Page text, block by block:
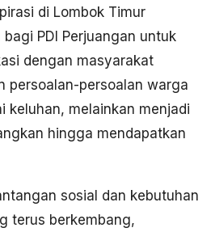
di Lombok Timur
PDI Perjuangan untuk
dengan masyarakat
persoalan-persoalan warga
keluhan, melainkan menjadi
hingga mendapatkan
sosial dan kebutuhan
terus berkembang,